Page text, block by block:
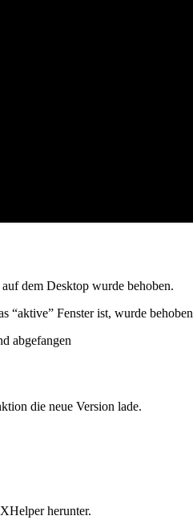
dem Desktop wurde behoben.
“aktive” Fenster ist, wurde behoben
abgefangen
die neue Version lade.
herunter.